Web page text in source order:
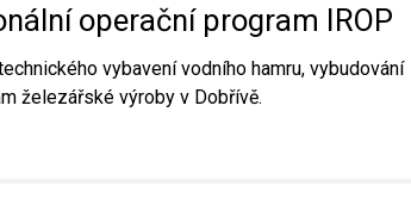
operační program IROP
vybavení vodního hamru, vybudování
železářské výroby v Dobřívě.